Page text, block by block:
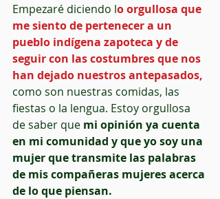
Empezaré diciendo lo orgullosa que
me siento de pertenecer a un
pueblo indígena zapoteca y de
seguir con las costumbres que nos
han dejado nuestros antepasados,
como son nuestras comidas, las
fiestas o la lengua. Estoy orgullosa
de saber que mi opinión ya cuenta
en mi comunidad y que yo soy una
mujer que transmite las palabras
de mis compañeras mujeres acerca
de lo que piensan.